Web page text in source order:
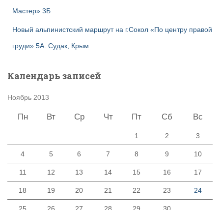
Мастер» 3Б
Новый альпинистский маршрут на г.Сокол «По центру правой
груди» 5А. Судак, Крым
Календарь записей
Ноябрь 2013
Пн Вт Ср Чт Пт Сб Вс
1 2 3
4 5 6 7 8 9 10
11 12 13 14 15 16 17
18 19 20 21 22 23 24